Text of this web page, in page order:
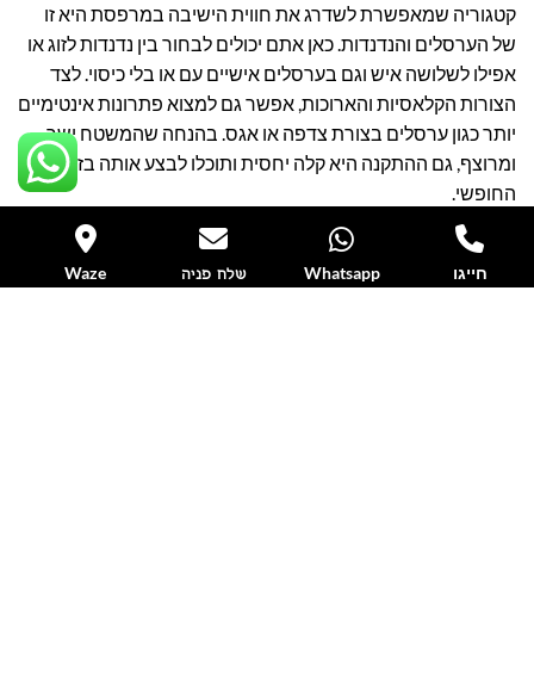
קטגוריה שמאפשרת לשדרג את חווית הישיבה במרפסת היא זו
של הערסלים והנדנדות. כאן אתם יכולים לבחור בין נדנדות לזוג או
אפילו לשלושה איש וגם בערסלים אישיים עם או בלי כיסוי. לצד
הצורות הקלאסיות והארוכות, אפשר גם למצוא פתרונות אינטימיים
יותר כגון ערסלים בצורת צדפה או אגס. בהנחה שהמשטח ישר
ומרוצף, גם ההתקנה היא קלה יחסית ותוכלו לבצע אותה בזמנכם
החופשי.
לקטגוריה הזו אפשר להוסיף גם מיטות שיזוף קלאסיות או כיסאות
נוח מעוצבים ומודרניים בשלל צבעים. יש אפילו שולחנות צד
תואמים למיטות השיזוף כך שלא תצטרכו לקום בשביל להגיע לכוס
חייגו Whatsapp שלח פניה Waze